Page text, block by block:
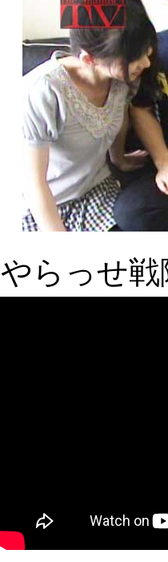
やらっせ